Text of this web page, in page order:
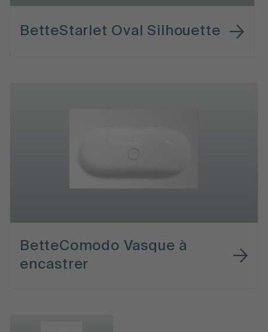
BetteStarlet Oval Silhouette
BetteComodo Vasque à
encastrer